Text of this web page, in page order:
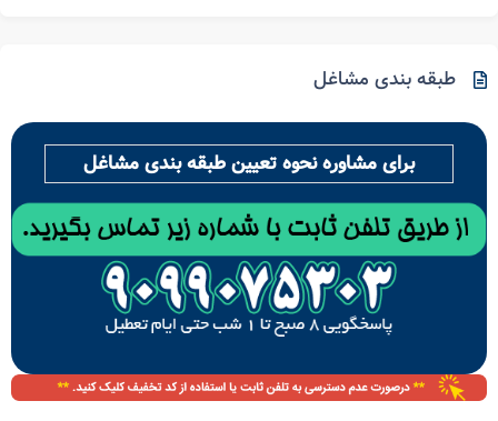
طبقه بندی مشاغل
برای مشاوره نحوه تعیین طبقه بندی مشاغل